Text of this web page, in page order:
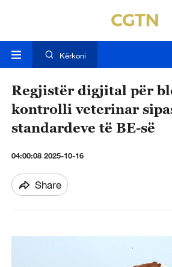
Kërkoni
Regjistër digjital për
kontrolli veterinar
standardeve të BE-së
04:00:08 2025-10-16
Share